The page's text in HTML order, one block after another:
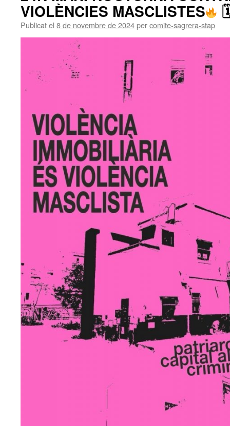
VIOLÈNCIES MASCLISTES
Publicat el 8 de novembre de 2024percomite-sagrera-stap